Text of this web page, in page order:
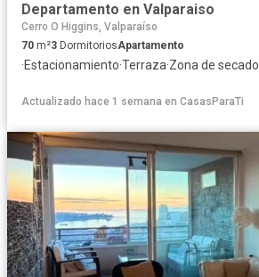
Departamento en Valparaiso
Cerro O Higgins, Valparaíso
70 m²3 DormitoriosApartamento
·Estacionamiento·Terraza·Zona de secado
Actualizado hace 1 semana en CasasParaTi